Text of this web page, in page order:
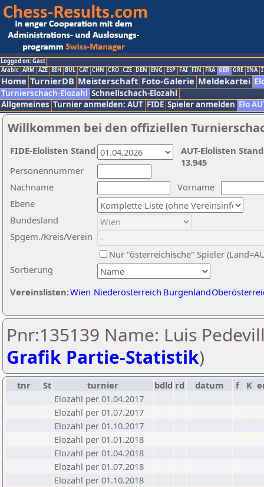
Logged on: Gast
Arabic ARM AZE BIH BUL CAT CHN CRO CZE DEN ENG ESP FAI FIN FRA GER GRE INA
Home TurnierDB Meisterschaft Foto-Galerie Meldekartei
Turnierschach-Elozahl Schnellschach-Elozahl
Allgemeines Turnier anmelden: AUT FIDE Spieler anmelden Elo
Willkommen bei den offiziellen
Nachname
Vorname
Ebene
Sortierung
Personennummer
Bundesland
Spgem./Kreis/Verein
Nur "österreichische" Spieler
Vereinslisten:Wien Niederösterreich Burgenland
AUT-Elolisten
13.945
FIDE-Elolisten Stand
Pnr:135139 Name: Luis
Grafik Partie-Statistik)
tnr St turnier bdld rd datum f K
Elozahl per 01.04.2017
Elozahl per 01.07.2017
Elozahl per 01.10.2017
Elozahl per 01.01.2018
Elozahl per 01.04.2018
Elozahl per 01.07.2018
Elozahl per 01.10.2018